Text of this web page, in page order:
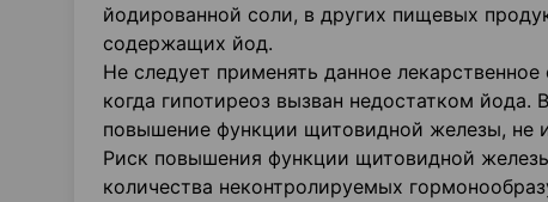
йодированной соли, в других пищевых
содержащих йод.
Не следует применять данное
когда гипотиреоз вызван недостатком
повышение функции щитовидной железы, не
Риск повышения функции щитовидной
количества неконтролируемых